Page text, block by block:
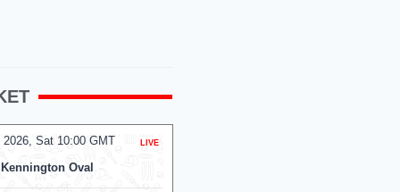
2026, Sat 10:00 GMT LIVE
College Ground